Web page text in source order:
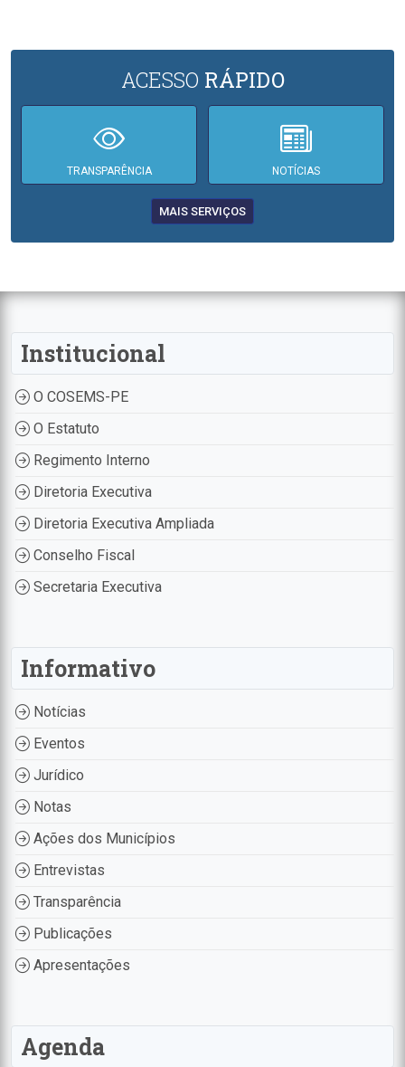
ACESSO RÁPIDO
TRANSPARÊNCIA NOTÍCIAS
MAIS SERVIÇOS
Institucional
O COSEMS-PE
O Estatuto
Regimento Interno
Diretoria Executiva
Diretoria Executiva Ampliada
Conselho Fiscal
Secretaria Executiva
Informativo
Notícias
Eventos
Jurídico
Notas
Ações dos Municípios
Entrevistas
Transparência
Publicações
Apresentações
Agenda